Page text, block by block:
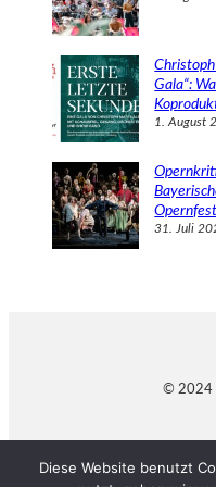
Gala“:
1. August
31. Juli
© 2024
Diese Website benutzt